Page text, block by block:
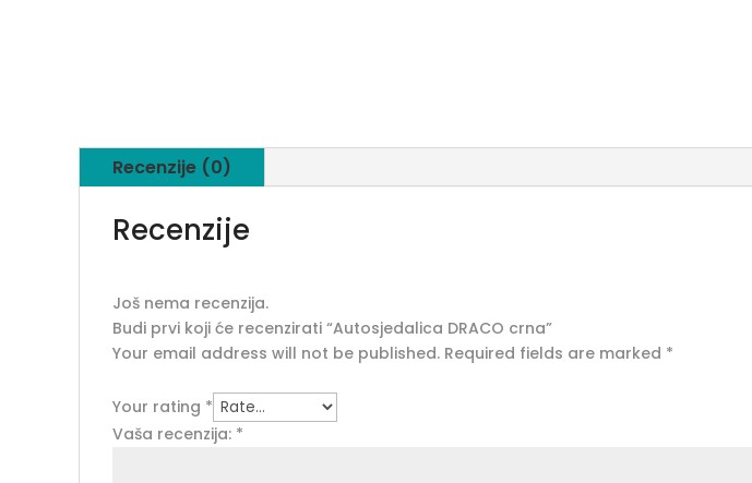
Recenzije (0)
Recenzije
Još nema recenzija.
Budi prvi koji će recenzirati “Autosjedalica DRACO crna”
Your email address will not be published. Required fields are marked *
Your rating *
Vaša recenzija: *